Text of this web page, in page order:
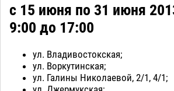
с 15 июня по 31 июня
9:00 до 17:00
ул. Владивостокская;
ул. Воркутинская;
ул. Галины Николаевой, 2/1, 4/1;